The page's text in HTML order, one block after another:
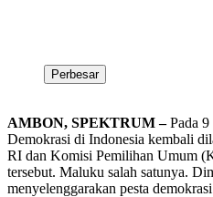
Perbesar
AMBON, SPEKTRUM –Pada 9
Demokrasi di Indonesia kembali
RI dan Komisi Pemilihan Umum
tersebut. Maluku salah satunya.
menyelenggarakan pesta